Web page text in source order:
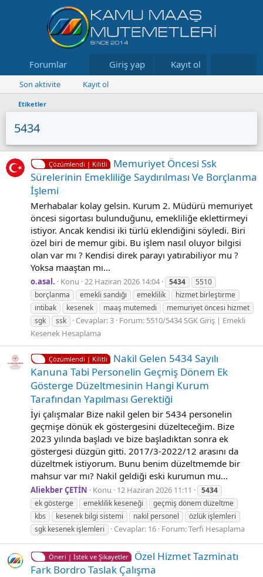
Forumlar Neler yeni Kaynaklar
Giriş yap Kayıt ol
Son aktivite Kayıt ol
Etiketler
5434
Çözümlendi | Kilitli
Memuriyet Öncesi Ssk
Sürelerinin Emekliliğe Saydırılması Ve Borçlanma
İşlemi
Merhabalar kolay gelsin. Kurum 2. Müdürü memuriyet
öncesi sigortası bulunduğunu, emekliliğe eklettirmeyi
istiyor. Ancak kendisi iki türlü eklendiğini söyledi. Biri
özel biri de memur gibi. Bu işlem nasıl oluyor bilgisi
olan var mı ? Kendisi direk parayı yatırabiliyor mu ?
Yoksa maaştan mı...
o.asal. Konu 22 Haziran 2026 14:04 5434
5510
borçlanma
emekli sandığı emeklilik
hizmet birleştirme
i̇ntibak
kesenek maaş mutemedi
memuriyet öncesi hizmet
sgk
ssk Cevaplar: 3 Forum: 5510/5434 SGK Giriş | Emekli
Kesenek Hesaplama
Çözümlendi | Kilitli
Nakil Gelen 5434 Sayılı
Kanuna Tabi Personelin Geçmiş Dönem Ek
Gösterge Düzeltmesinin Hangi Kurum
Tarafından Yapılması Gerektiği
İyi çalışmalar Bize nakil gelen bir 5434 personelin
geçmişe dönük ek göstergesini düzelteceğim. Bize
2023 yılında başladı ve bize başladıktan sonra ek
göstergesi düzgün gitti. 2017/3-2022/12 arasını da
düzeltmek istiyorum. Bunu benim düzeltmemde bir
mahsur var mı? Nakil geldiği eski kurumun mu...
Aliekber ÇETİN Konu 12 Haziran 2026 11:11
5434
ek gösterge
emeklilik keseneği
geçmiş dönem düzeltme
kbs
kesenek bilgi sistemi nakil personel
özlük işlemleri
sgk kesenek işlemleri
Cevaplar: 16 Forum:Terfi Hesaplama
Öneri | İstek ve Şikayetler
Özel Hizmet Tazminatı
Fark Bordro Taslak Çalışma